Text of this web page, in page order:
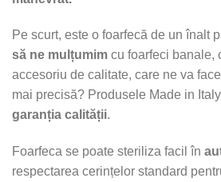
Pe scurt, este o foarfecă de un înalt
să ne mulțumim cu foarfeci banale,
accesoriu de calitate, care ne va
mai precisă? Produsele Made in Italy
garanția calității.
Foarfeca se poate steriliza facil în
respectarea cerințelor standard